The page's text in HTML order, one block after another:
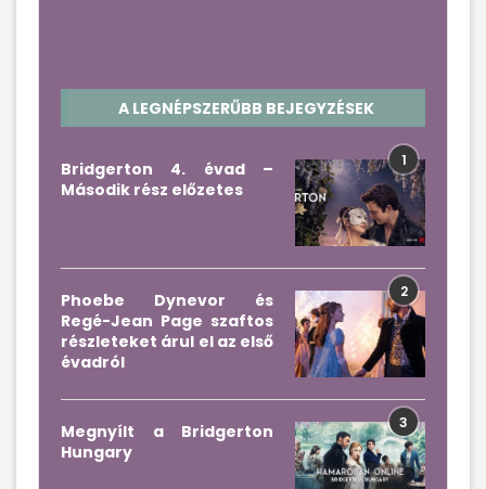
A LEGNÉPSZERŰBB BEJEGYZÉSEK
1
Bridgerton 4. évad –
Második rész előzetes
2
Phoebe Dynevor és
Regé-Jean Page szaftos
részleteket árul el az első
évadról
3
Megnyílt a Bridgerton
Hungary